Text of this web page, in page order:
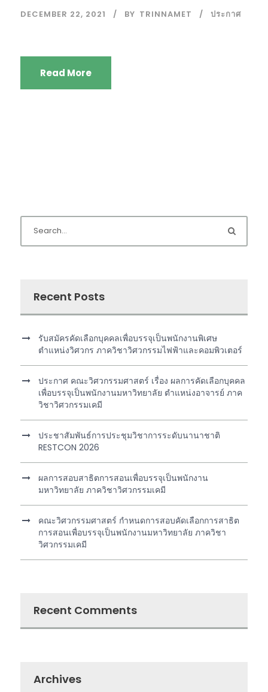
DECEMBER 22, 2021 BY TRINNAMET ประกาศ
Read More
Recent Posts
รับสมัครคัดเลือกบุคคลเพื่อบรรจุเป็นพนักงานพิเศษ
ตำแหน่งวิศวกร ภาควิชาวิศวกรรมไฟฟ้าและคอมพิวเตอร์
ประกาศ คณะวิศวกรรมศาสตร์ เรื่อง ผลการคัดเลือกบุคคล
เพื่อบรรจุเป็นพนักงานมหาวิทยาลัย ตำแหน่งอาจารย์ ภาค
วิชาวิศวกรรมเคมี
ประชาสัมพันธ์การประชุมวิชาการระดับนานาชาติ
RESTCON 2026
ผลการสอบสาธิตการสอนเพื่อบรรจุเป็นพนักงาน
มหาวิทยาลัย ภาควิชาวิศวกรรมเคมี
คณะวิศวกรรมศาสตร์ กำหนดการสอบคัดเลือกการสาธิต
การสอนเพื่อบรรจุเป็นพนักงานมหาวิทยาลัย ภาควิชา
วิศวกรรมเคมี
Recent Comments
Archives